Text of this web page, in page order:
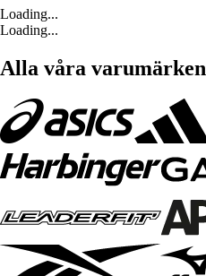
Loading...
Loading...
Alla våra varumärken